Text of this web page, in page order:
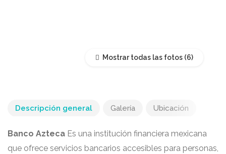
Mostrar todas las fotos
Descripción general Galería Ubicación
Banco Azteca Es una institución financiera mexicana
que ofrece servicios bancarios accesibles para personas,